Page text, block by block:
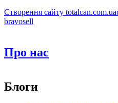
Створення сайту totalcan.com.ua
bravosell
Про нас
Блоги